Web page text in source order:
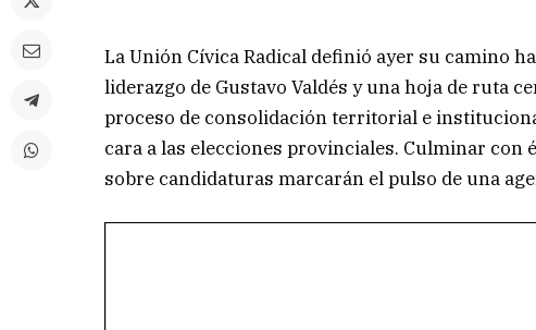
La Unión Cívica Radical definió ayer su camino
liderazgo de Gustavo Valdés y una hoja de ruta
proceso de consolidación territorial e
cara a las elecciones provinciales. Culminar
sobre candidaturas marcarán el pulso de una